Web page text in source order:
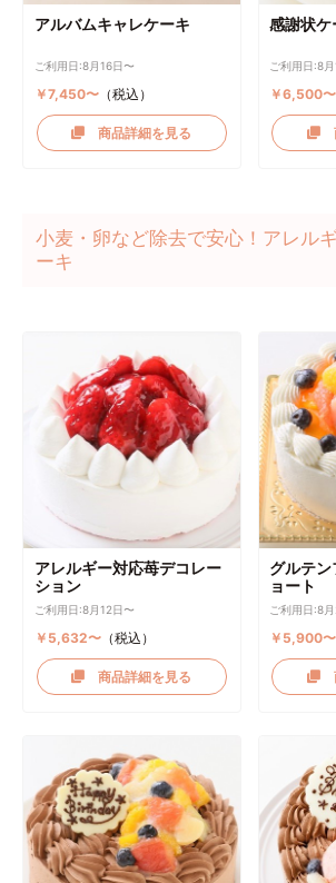
アルバムキャレケーキ
ご利用日:8月16日〜
￥7,450〜（税込）
商品詳細を見る
感謝状
ご利用日:8
￥6,500〜
小麦・卵など除去で安心！アレル
ーキ
アレルギー対応苺デコレー
ション
ご利用日:8月12日〜
￥5,632〜（税込）
商品詳細を見る
グルテ
ョート
ご利用日:8
￥5,900〜